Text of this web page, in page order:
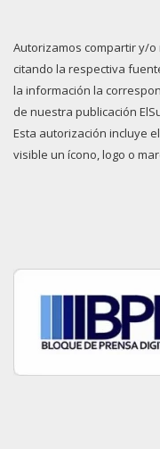
Autorizamos compartir y/
citando la respectiva
la información la
de nuestra publicación
Esta autorización incluye
visible un ícono, logo o